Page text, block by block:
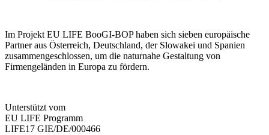
Im Projekt EU LIFE BooGI-BOP haben sich sieben europäische
Partner aus Österreich, Deutschland, der Slowakei und Spanien
zusammengeschlossen, um die naturnahe Gestaltung von
Firmengeländen in Europa zu fördern.
Unterstützt vom
EU LIFE Programm
LIFE17 GIE/DE/000466